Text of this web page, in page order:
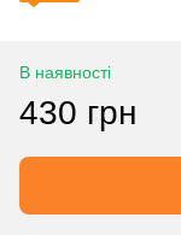
В наявності
430 грн